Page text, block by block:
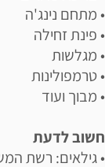
• מתחם נינג'ה
• פינת זחילה
• מגלשות
• טרמפולינות
• מבוך ועוד
חשוב לדעת